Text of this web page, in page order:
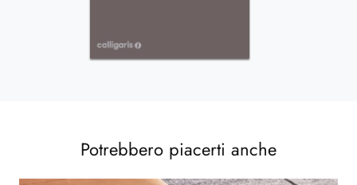
Potrebbero piacerti anche